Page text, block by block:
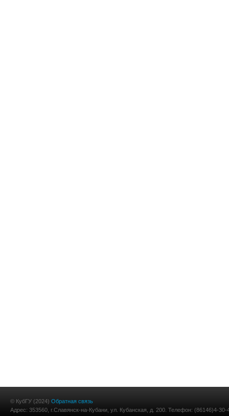
© КубГУ (2024) Обратная связь
Адрес: 353560, г.Славянск-на-Кубани, ул. Кубанская, д. 200. Телефон: (86146)4-30-